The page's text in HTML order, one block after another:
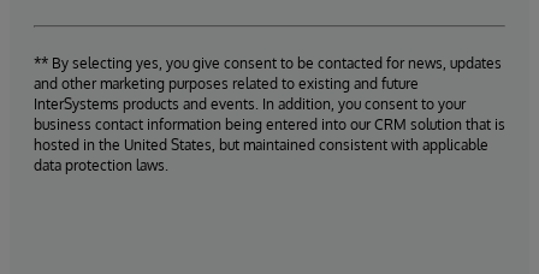
** By selecting yes, you give consent to be contacted for news, updates
and other marketing purposes related to existing and future
InterSystems products and events. In addition, you consent to your
business contact information being entered into our CRM solution that is
hosted in the United States, but maintained consistent with applicable
data protection laws.